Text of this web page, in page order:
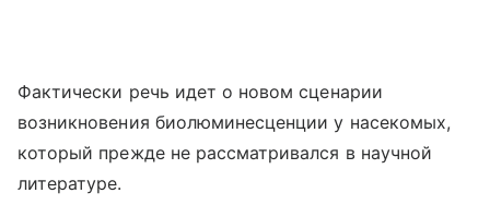
Фактически речь идет о новом сценарии
возникновения биолюминесценции у насекомых,
который прежде не рассматривался в научной
литературе.